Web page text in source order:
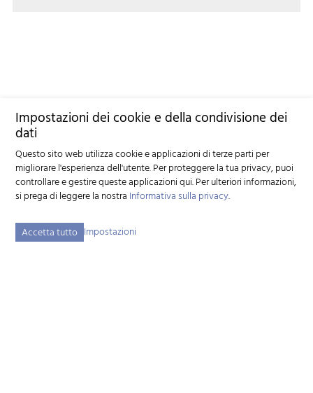
Impostazioni dei cookie e della condivisione dei
dati
Questo sito web utilizza cookie e applicazioni di terze parti per
migliorare l'esperienza dell'utente. Per proteggere la tua privacy, puoi
controllare e gestire queste applicazioni qui.Per ulteriori informazioni,
si prega di leggere la nostra Informativa sulla privacy.
Accetta tutto Impostazioni